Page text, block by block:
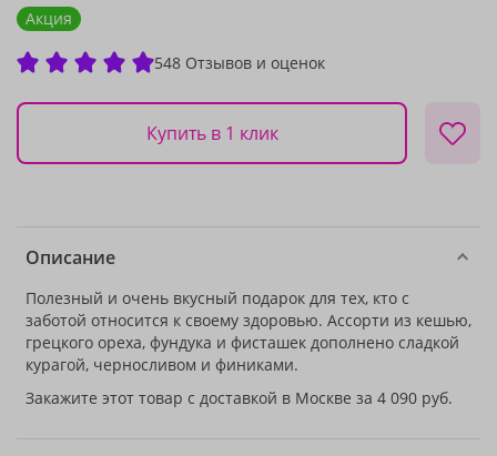
Акция
548 Отзывов и оценок
Купить в 1 клик
Описание
Полезный и очень вкусный подарок для тех, кто с
заботой относится к своему здоровью. Ассорти из кешью,
грецкого ореха, фундука и фисташек дополнено сладкой
курагой, черносливом и финиками.
Закажите этот товар с доставкой в Москве за 4 090 руб.